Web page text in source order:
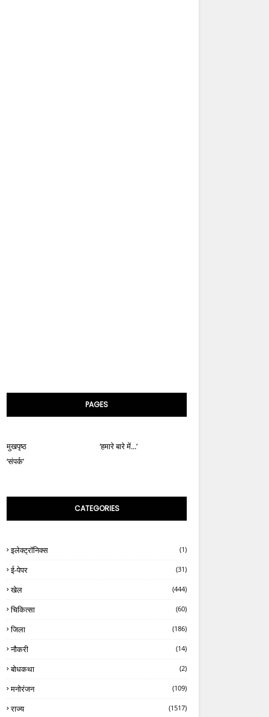
PAGES
मुखपृष्ठ
‘हमारे बारे में...’
‘संपर्क’
CATEGORIES
इलेक्ट्रॉनिक्स (1)
ई-पेपर (31)
खेल (444)
चिकित्सा (60)
जिला (186)
नौकरी (14)
बोधकथा (2)
मनोरंजन (109)
राज्य (1517)